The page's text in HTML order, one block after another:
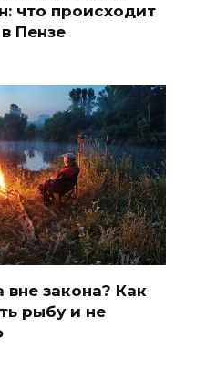
что происходит
Пензе
закона? Как
рыбу и не